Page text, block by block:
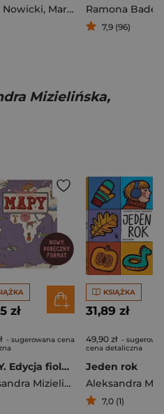
Nowicki, Marcin Brykczyński Ramona
7,9 (96)
Mizielińska,
Mizieliński
zł
- sugerowana cena
MAPY. Edycja fioletowa (format podręczny)
Aleksandra Mizielińska
,Daniel
KSIĄŻKA
31,89 zł
49,90 zł -
cena detaliczna
Jeden rok
7,0 (1)